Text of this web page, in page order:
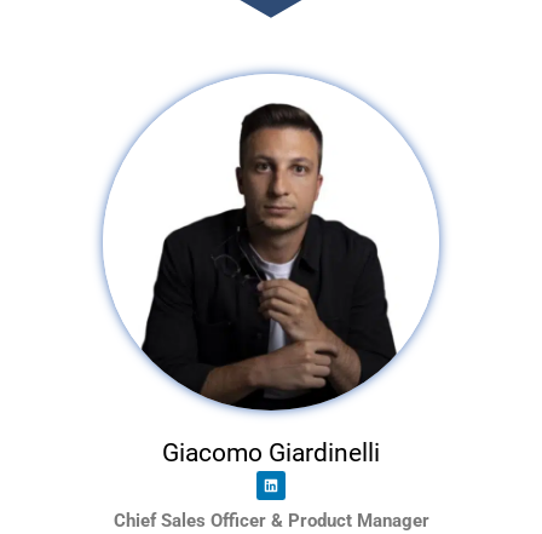
Giacomo Giardinelli
Chief Sales Officer & Product Manager